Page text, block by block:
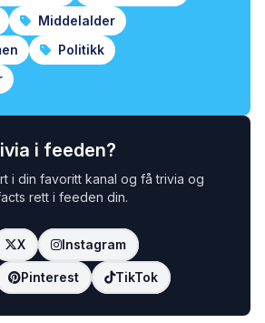
Middelalder
Politikk
i feeden?
i din favoritt kanal og få trivia og
rett i feeden din.
X Instagram
Pinterest TikTok